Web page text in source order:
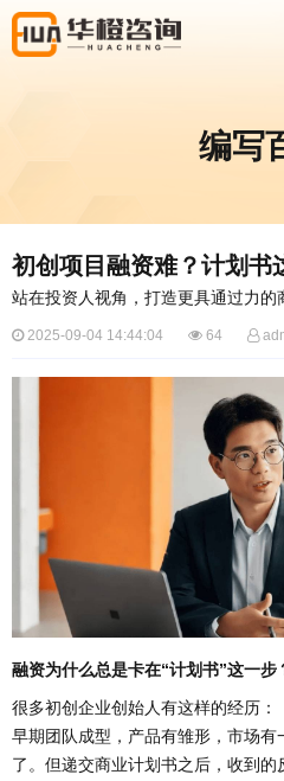
编写
初创项目融资难？计划书
站在投资人视角，打造更具通过力的
2025-09-04 14:44:04 64
融资为什么总是卡在“计划书”这一步
很多初创企业创始人有这样的经历：
早期团队成型，产品有雏形，市场
了。但递交商业计划书之后，收到的